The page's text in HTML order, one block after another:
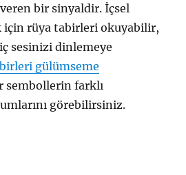
bir sinyaldir. İçsel
için rüya tabirleri okuyabilir,
sesinizi dinlemeye
gülümseme
sembollerin farklı
görebilirsiniz.